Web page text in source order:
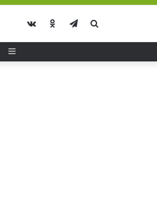
Telegram
Odnoklassniki
vk.com
Случайная